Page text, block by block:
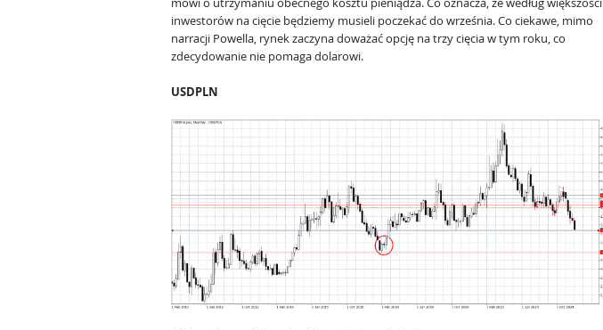
mówi o utrzymaniu obecnego kosztu pieniądza. Co oznacza, że według większości
inwestorów na cięcie będziemy musieli poczekać do września. Co ciekawe, mimo
narracji Powella, rynek zaczyna doważać opcję na trzy cięcia w tym roku, co
zdecydowanie nie pomaga dolarowi.
USDPLN